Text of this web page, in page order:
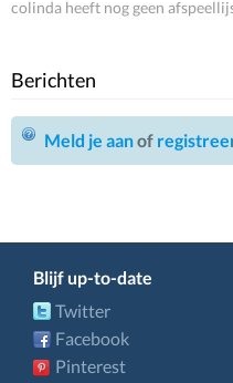
colinda heeft nog geen
Berichten
Meld je aanof
Blijf up-to-date
Twitter
Facebook
Pinterest